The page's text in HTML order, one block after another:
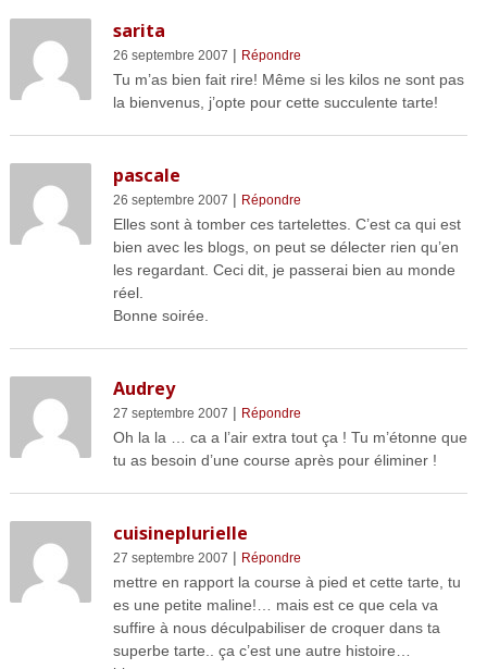
sarita
26 septembre 2007 | Répondre
Tu m’as bien fait rire! Même si les kilos ne sont pas
la bienvenus, j’opte pour cette succulente tarte!
pascale
26 septembre 2007 | Répondre
Elles sont à tomber ces tartelettes. C’est ca qui est
bien avec les blogs, on peut se délecter rien qu’en
les regardant. Ceci dit, je passerai bien au monde
réel.
Bonne soirée.
Audrey
27 septembre 2007 | Répondre
Oh la la … ca a l’air extra tout ça ! Tu m’étonne que
tu as besoin d’une course après pour éliminer !
cuisineplurielle
27 septembre 2007 | Répondre
mettre en rapport la course à pied et cette tarte, tu
es une petite maline!… mais est ce que cela va
suffire à nous déculpabiliser de croquer dans ta
superbe tarte.. ça c’est une autre histoire…